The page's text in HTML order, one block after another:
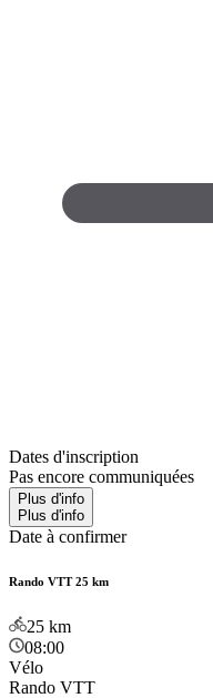
Dates d'inscription
Pas encore communiquées
Plus d'info
Plus d'info
Date à confirmer
Rando VTT 25 km
25 km
08:00
Vélo
Rando VTT